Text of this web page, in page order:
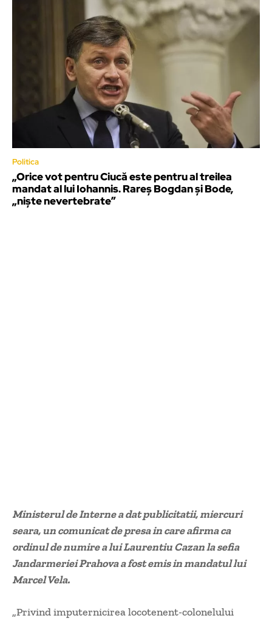
Politica
„Orice vot pentru Ciucă este pentru al treilea
mandat al lui Iohannis. Rareș Bogdan și Bode,
„niște nevertebrate”
Ministerul de Interne a dat publicitatii, miercuri
seara, un comunicat de presa in care afirma ca
ordinul de numire a lui Laurentiu Cazan la sefia
Jandarmeriei Prahova a fost emis in mandatul lui
Marcel Vela.
„Privind imputernicirea locotenent-colonelului